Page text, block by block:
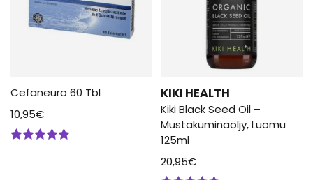
Cefaneuro 60 Tbl
10,95€
KIKI HEALTH
Kiki Black Seed Oil –
Mustakuminaöljy, Luomu
125ml
20,95€